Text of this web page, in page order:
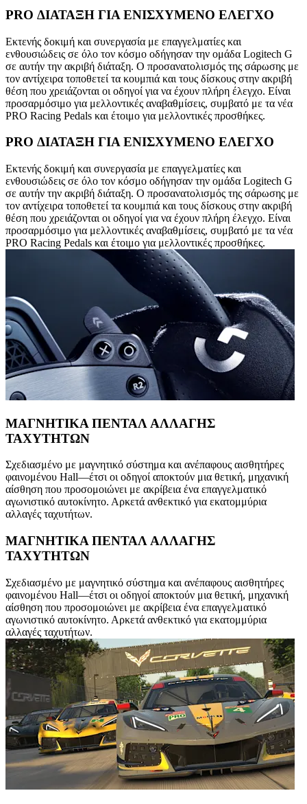
PRO ΔΙΑΤΑΞΗ ΓΙΑ ΕΝΙΣΧΥΜΕΝΟ ΕΛΕΓΧΟ
Εκτενής δοκιμή και συνεργασία με επαγγελματίες και
ενθουσιώδεις σε όλο τον κόσμο οδήγησαν την ομάδα Logitech G
σε αυτήν την ακριβή διάταξη. Ο προσανατολισμός της σάρωσης με
τον αντίχειρα τοποθετεί τα κουμπιά και τους δίσκους στην ακριβή
θέση που χρειάζονται οι οδηγοί για να έχουν πλήρη έλεγχο. Είναι
προσαρμόσιμο για μελλοντικές αναβαθμίσεις, συμβατό με τα νέα
PRO Racing Pedals και έτοιμο για μελλοντικές προσθήκες.
PRO ΔΙΑΤΑΞΗ ΓΙΑ ΕΝΙΣΧΥΜΕΝΟ ΕΛΕΓΧΟ
Εκτενής δοκιμή και συνεργασία με επαγγελματίες και
ενθουσιώδεις σε όλο τον κόσμο οδήγησαν την ομάδα Logitech G
σε αυτήν την ακριβή διάταξη. Ο προσανατολισμός της σάρωσης με
τον αντίχειρα τοποθετεί τα κουμπιά και τους δίσκους στην ακριβή
θέση που χρειάζονται οι οδηγοί για να έχουν πλήρη έλεγχο. Είναι
προσαρμόσιμο για μελλοντικές αναβαθμίσεις, συμβατό με τα νέα
PRO Racing Pedals και έτοιμο για μελλοντικές προσθήκες.
ΜΑΓΝΗΤΙΚΑ ΠΕΝΤΑΛ ΑΛΛΑΓΗΣ
ΤΑΧΥΤΗΤΩΝ
Σχεδιασμένο με μαγνητικό σύστημα και ανέπαφους αισθητήρες
φαινομένου Hall—έτσι οι οδηγοί αποκτούν μια θετική, μηχανική
αίσθηση που προσομοιώνει με ακρίβεια ένα επαγγελματικό
αγωνιστικό αυτοκίνητο. Αρκετά ανθεκτικό για εκατομμύρια
αλλαγές ταχυτήτων.
ΜΑΓΝΗΤΙΚΑ ΠΕΝΤΑΛ ΑΛΛΑΓΗΣ
ΤΑΧΥΤΗΤΩΝ
Σχεδιασμένο με μαγνητικό σύστημα και ανέπαφους αισθητήρες
φαινομένου Hall—έτσι οι οδηγοί αποκτούν μια θετική, μηχανική
αίσθηση που προσομοιώνει με ακρίβεια ένα επαγγελματικό
αγωνιστικό αυτοκίνητο. Αρκετά ανθεκτικό για εκατομμύρια
αλλαγές ταχυτήτων.